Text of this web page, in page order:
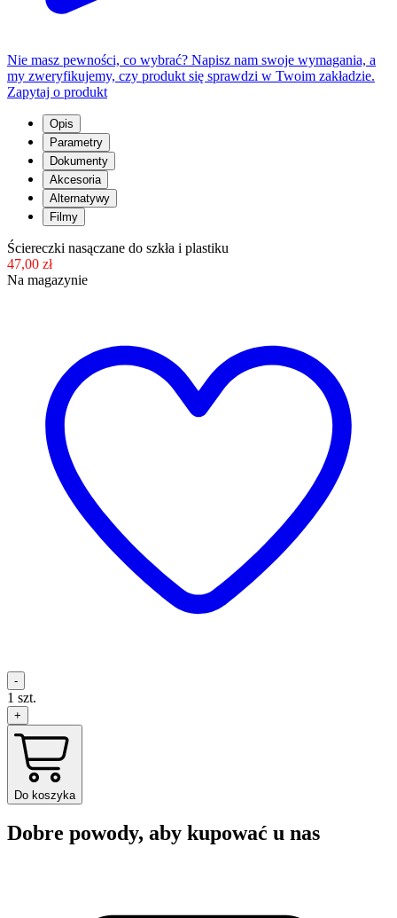
Nie masz pewności, co wybrać? Napisz nam swoje wymagania, a
my zweryfikujemy, czy produkt się sprawdzi w Twoim zakładzie.
Zapytaj o produkt
Opis
Parametry
Dokumenty
Akcesoria
Alternatywy
Filmy
Ściereczki nasączane do szkła i plastiku
47,00 zł
Na magazynie
-
1 szt.
+
Do koszyka
Dobre powody, aby kupować u nas